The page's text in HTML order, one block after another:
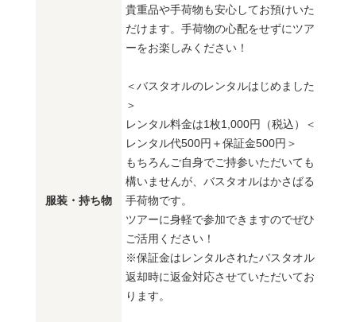
服装・持ち物
貴重品や手荷物も安心してお預けいた
だけます。手荷物の心配をせずにツア
ーをお楽しみください！
＜バスタオルのレンタルはじめました
＞
レンタル料金は1枚1,000円（税込）＜
レンタル代500円＋保証金500円＞
もちろんご自身でご持参いただいても
構いませんが、バスタオルはかさばる
手荷物です。
ツアーに身軽で参加できますのでぜひ
ご活用ください！
※保証金はレンタルされたバスタオル
返却時に返金対応させていただいてお
ります。